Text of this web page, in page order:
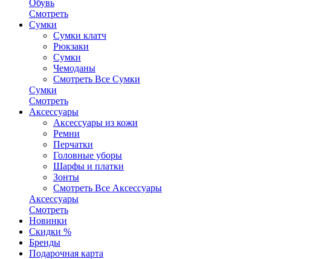
Обувь
Смотреть
Сумки
Сумки клатч
Рюкзаки
Сумки
Чемоданы
Смотреть Все Сумки
Сумки
Смотреть
Аксессуары
Аксессуары из кожи
Ремни
Перчатки
Головные уборы
Шарфы и платки
Зонты
Смотреть Все Аксессуары
Аксессуары
Смотреть
Новинки
Скидки %
Бренды
Подарочная карта